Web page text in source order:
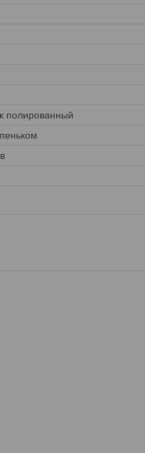
полированный